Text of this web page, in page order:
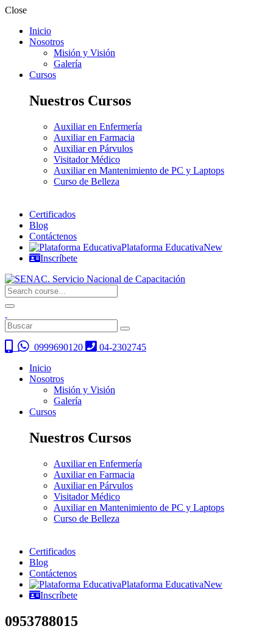
Close
Inicio
Nosotros
Misión y Visión
Galería
Cursos
Nuestros Cursos
Auxiliar en Enfermería
Auxiliar en Farmacia
Auxiliar en Párvulos
Visitador Médico
Auxiliar en Mantenimiento de PC y Laptops
Curso de Belleza
Certificados
Blog
Contáctenos
Plataforma EducativaNew
Inscríbete
0999690120
04-2302745
Inicio
Nosotros
Misión y Visión
Galería
Cursos
Nuestros Cursos
Auxiliar en Enfermería
Auxiliar en Farmacia
Auxiliar en Párvulos
Visitador Médico
Auxiliar en Mantenimiento de PC y Laptops
Curso de Belleza
Certificados
Blog
Contáctenos
Plataforma EducativaNew
Inscríbete
0953788015